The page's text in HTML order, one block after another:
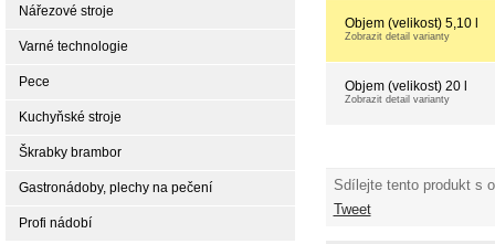
Objem (velikost) 5,10 l
Zobrazit detail varianty
Objem (velikost) 20 l
Zobrazit detail varianty
Sdílejte tento produkt s
Tweet
Nářezové stroje
Varné technologie
Pece
Kuchyňské stroje
Škrabky brambor
Gastronádoby, plechy na pečení
Profi nádobí